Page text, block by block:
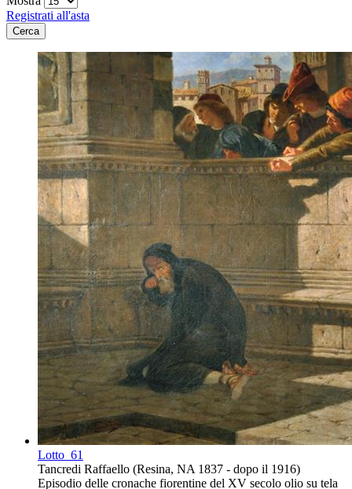
Registrati all'asta
Lotto 61
Tancredi Raffaello (Resina, NA 1837 - dopo il 1916)
Episodio delle cronache fiorentine del XV secolo olio su tela